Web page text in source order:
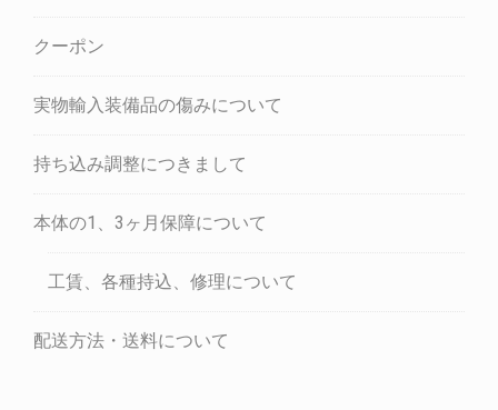
クーポン
実物輸入装備品の傷みについて
持ち込み調整につきまして
本体の1、3ヶ月保障について
工賃、各種持込、修理について
配送方法・送料について